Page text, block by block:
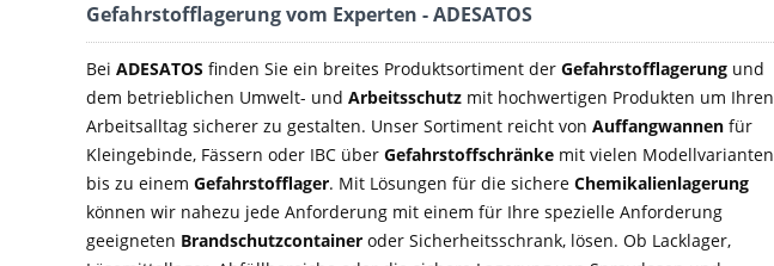
Gefahrstofflagerung vom Experten - ADESATOS
Bei ADESATOS finden Sie ein breites Produktsortiment der Gefahrstofflagerung und
dem betrieblichen Umwelt- und Arbeitsschutz mit hochwertigen Produkten um Ihren
Arbeitsalltag sicherer zu gestalten. Unser Sortiment reicht von Auffangwannen für
Kleingebinde, Fässern oder IBC über Gefahrstoffschränke mit vielen Modellvarianten
bis zu einem Gefahrstofflager. Mit Lösungen für die sichere Chemikalienlagerung
können wir nahezu jede Anforderung mit einem für Ihre spezielle Anforderung
geeigneten Brandschutzcontainer oder Sicherheitsschrank, lösen. Ob Lacklager,